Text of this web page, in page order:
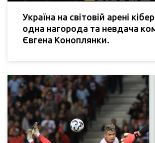
Україна на світовій арені
одна нагорода та невдача
Євгена Коноплянки.